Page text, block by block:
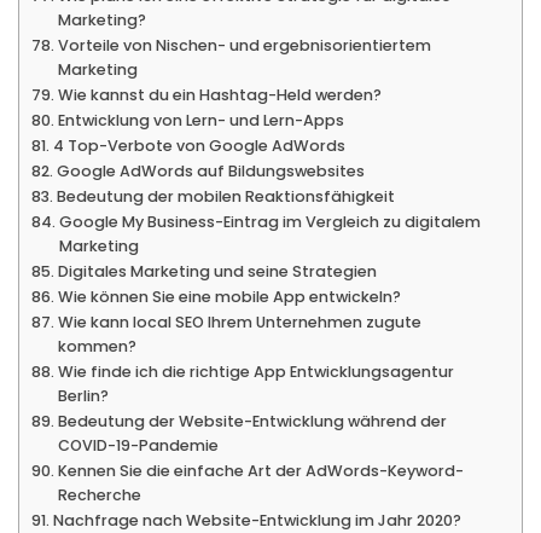
Marketing?
Vorteile von Nischen- und ergebnisorientiertem
Marketing
Wie kannst du ein Hashtag-Held werden?
Entwicklung von Lern- und Lern-Apps
4 Top-Verbote von Google AdWords
Google AdWords auf Bildungswebsites
Bedeutung der mobilen Reaktionsfähigkeit
Google My Business-Eintrag im Vergleich zu digitalem
Marketing
Digitales Marketing und seine Strategien
Wie können Sie eine mobile App entwickeln?
Wie kann local SEO Ihrem Unternehmen zugute
kommen?
Wie finde ich die richtige App Entwicklungsagentur
Berlin?
Bedeutung der Website-Entwicklung während der
COVID-19-Pandemie
Kennen Sie die einfache Art der AdWords-Keyword-
Recherche
Nachfrage nach Website-Entwicklung im Jahr 2020?